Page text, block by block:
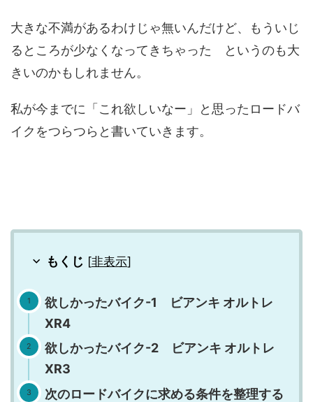
大きな不満があるわけじゃ無いんだけど、もういじ
るところが少なくなってきちゃった というのも大
きいのかもしれません。
私が今までに「これ欲しいなー」と思ったロードバ
イクをつらつらと書いていきます。
もくじ [非表示]
欲しかったバイク-1 ビアンキ オルトレ
XR4
欲しかったバイク-2 ビアンキ オルトレ
XR3
次のロードバイクに求める条件を整理する